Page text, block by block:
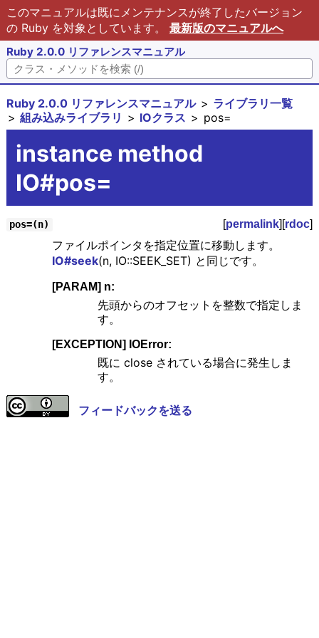
このマニュアルは既にメンテナンスが終了したバージョン
の Ruby を対象としています。 最新版のマニュアルへ
Ruby 2.0.0 リファレンスマニュアル
Ruby 2.0.0 リファレンスマニュアル
ライブラリ一覧
組み込みライブラリ
IOクラス pos=
instance method
IO#pos=
pos=(n) [permalink][rdoc]
ファイルポインタを指定位置に移動します。
IO#seek(n, IO::SEEK_SET) と同じです。
[PARAM] n:
先頭からのオフセットを整数で指定しま
す。
[EXCEPTION] IOError:
既に close されている場合に発生しま
す。
フィードバックを送る